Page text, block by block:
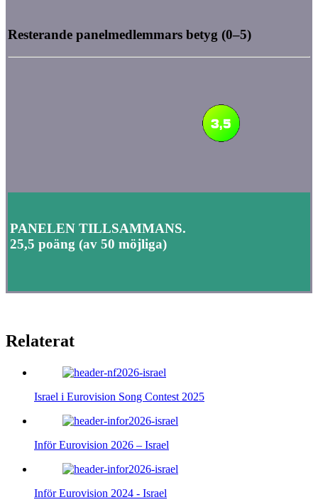
Resterande panelmedlemmars betyg (0–5)
PANELEN TILLSAMMANS.
25,5 poäng (av 50 möjliga)
Relaterat
Israel i Eurovision Song Contest 2025
Inför Eurovision 2026 – Israel
Inför Eurovision 2024 - Israel